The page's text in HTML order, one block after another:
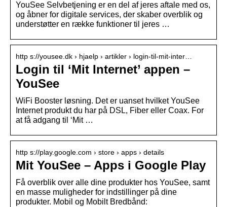
YouSee Selvbetjening er en del af jeres aftale med os,
og åbner for digitale services, der skaber overblik og
understøtter en række funktioner til jeres …
http s://yousee.dk › hjaelp › artikler › login-til-mit-inter…
Login til ‘Mit Internet’ appen –
YouSee
WiFi Booster løsning. Det er uanset hvilket YouSee
Internet produkt du har på DSL, Fiber eller Coax. For
at få adgang til ‘Mit …
http s://play.google.com › store › apps › details
Mit YouSee – Apps i Google Play
Få overblik over alle dine produkter hos YouSee, samt
en masse muligheder for indstillinger på dine
produkter. Mobil og Mobilt Bredbånd: